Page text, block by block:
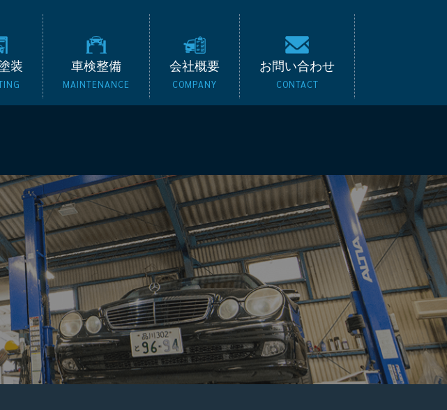
場 タッキード｜BMW・ベンツ
装 車検整備
MAINTENANCE
会社概要
COMPANY
お問い合わせ
CONTACT